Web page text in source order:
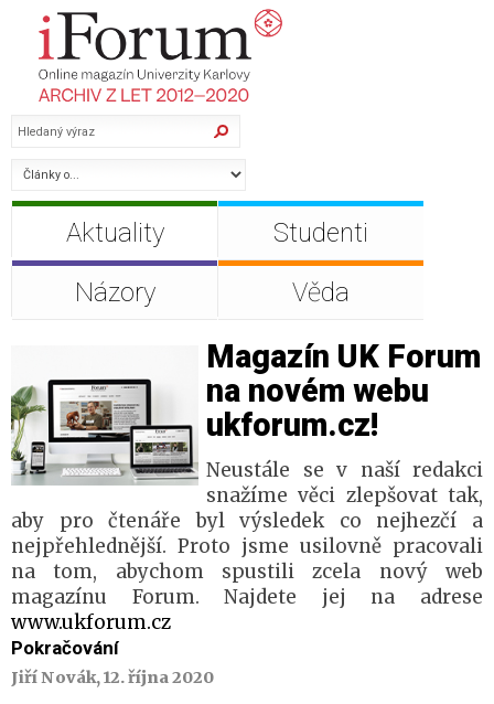
Aktuality
Studenti
Názory
Věda
Magazín UK Forum
na novém webu
ukforum.cz!
Neustále se v naší redakci
snažíme věci zlepšovat tak,
aby pro čtenáře byl výsledek co nejhezčí a
nejpřehlednější. Proto jsme usilovně pracovali
na tom, abychom spustili zcela nový web
magazínu Forum. Najdete jej na adrese
www.ukforum.cz
Pokračování
Jiří Novák, 12. října 2020